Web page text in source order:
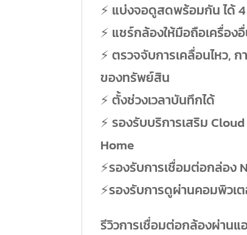
⚡️ แบ่งจอดูสดพร้อมกัน ได้
⚡️ แชร์กล้องให้มือถือเครื่อ
⚡️ ตรวจจับการเคลื่อนไหว,
ของทรัพย์สิน
⚡️ ตั้งช่วงเวลาบันทึกได้
⚡️ รองรับบริการเสริม
Home
⚡️รองรับการเชื่อมต่อกล่อง
⚡️รองรับการดูผ่านคอมพิวเ
รีวิวการเชื่อมต่อกล้องผ่าน